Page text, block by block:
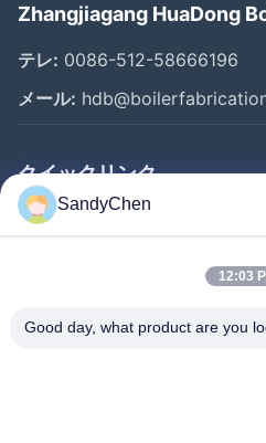
Zhangjiagang HuaDong
テレ: 0086-512-58666196
メール:
クイックリンク
家
私達について
SandyChen
12:03
Good day, what product are you